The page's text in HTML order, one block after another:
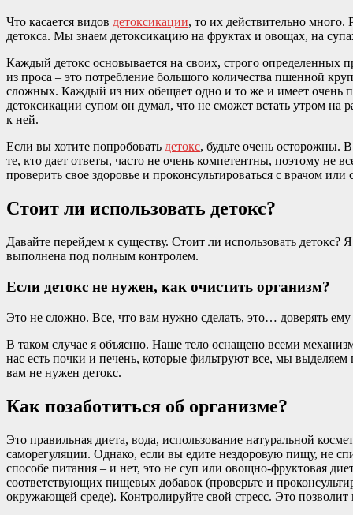
Что касается видов детоксикации, то их действительно много.
детокса. Мы знаем детоксикацию на фруктах и овощах, на
Каждый детокс основывается на своих, строго определенных
из проса – это потребление большого количества пшенной
сложных. Каждый из них обещает одно и то же и имеет очень
детоксикации супом он думал, что не сможет встать утром на
к ней.
Если вы хотите попробовать детокс, будьте очень осторожны.
те, кто дает ответы, часто не очень компетентны, поэтому
проверить свое здоровье и проконсультироваться с врачом или
Стоит ли использовать детокс?
Давайте перейдем к существу. Стоит ли использовать детокс?
выполнена под полным контролем.
Если детокс не нужен, как очистить организм?
Это не сложно. Все, что вам нужно сделать, это… доверять
В таком случае я объясню. Наше тело оснащено всеми
нас есть почки и печень, которые фильтруют все, мы
вам не нужен детокс.
Как позаботиться об организме?
Это правильная диета, вода, использование натуральной
саморегуляции. Однако, если вы едите нездоровую пищу, не
способе питания – и нет, это не суп или овощно-фруктовая
соответствующих пищевых добавок (проверьте и
окружающей среде). Контролируйте свой стресс. Это